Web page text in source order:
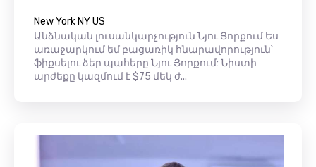
New York NY US
Անձնական լուսանկարչություն Նյու Յորքում Ես
առաջարկում եմ բացառիկ հնարավորություն՝
ֆիքսելու ձեր պահերը Նյու Յորքում: Նիստի
արժեքը կազմում է $75 մեկ ժ...